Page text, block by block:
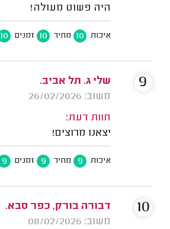
היה פשוט מעולה!
איכות 10 מחיר 10 זמנים 10
שלי ג. תל אביב.
משוב: 26/02/2026
חוות דעת:
יצאנו מרוצים!
איכות 9 מחיר 9 זמנים 9
9
דבורה בורק, כפר סבא.
משוב: 08/02/2026
10